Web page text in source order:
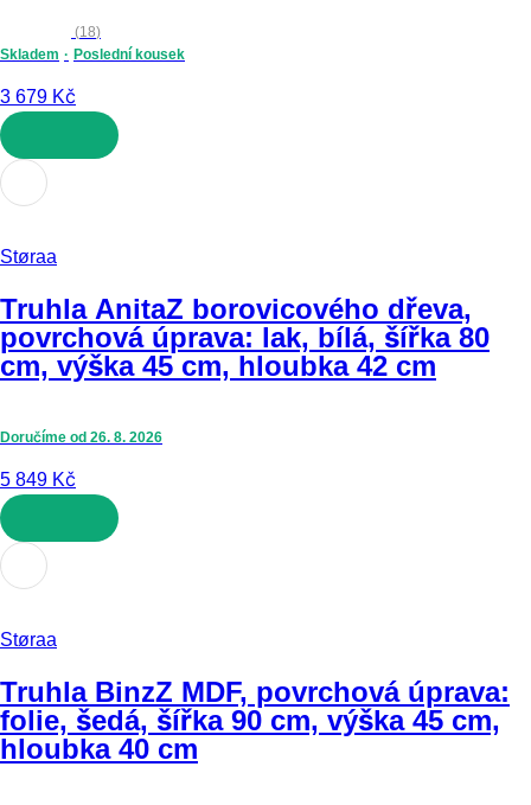
(18)
Skladem
Poslední kousek
3 679 Kč
DO KOŠÍKU
Støraa
Truhla AnitaZ borovicového dřeva,
povrchová úprava: lak, bílá, šířka 80
cm, výška 45 cm, hloubka 42 cm
Doručíme od 26. 8. 2026
5 849 Kč
DO KOŠÍKU
Støraa
Truhla BinzZ MDF, povrchová úprava:
folie, šedá, šířka 90 cm, výška 45 cm,
hloubka 40 cm